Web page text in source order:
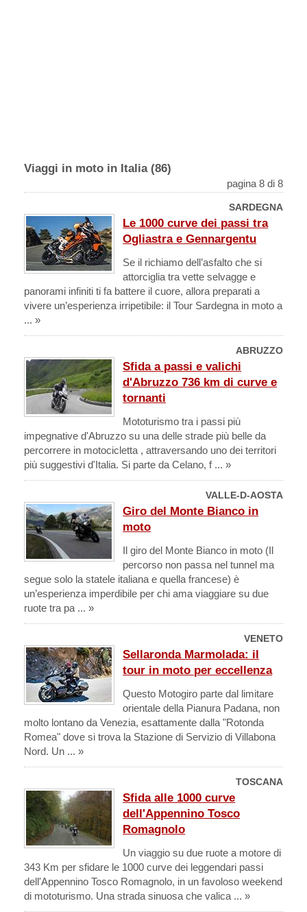
Viaggi in moto in Italia (86)
pagina 8 di 8
SARDEGNA
Le 1000 curve dei passi tra
Ogliastra e Gennargentu
Se il richiamo dell’asfalto che si
attorciglia tra vette selvagge e
panorami infiniti ti fa battere il cuore, allora preparati a
vivere un’esperienza irripetibile: il Tour Sardegna in moto a
... »
ABRUZZO
Sfida a passi e valichi
d'Abruzzo 736 km di curve e
tornanti
Mototurismo tra i passi più
impegnative d'Abruzzo su una delle strade più belle da
percorrere in motocicletta , attraversando uno dei territori
più suggestivi d'Italia. Si parte da Celano, f ... »
VALLE-D-AOSTA
Giro del Monte Bianco in
moto
Il giro del Monte Bianco in moto (Il
percorso non passa nel tunnel ma
segue solo la statele italiana e quella francese) è
un’esperienza imperdibile per chi ama viaggiare su due
ruote tra pa ... »
VENETO
Sellaronda Marmolada: il
tour in moto per eccellenza
Questo Motogiro parte dal limitare
orientale della Pianura Padana, non
molto lontano da Venezia, esattamente dalla "Rotonda
Romea" dove si trova la Stazione di Servizio di Villabona
Nord. Un ... »
TOSCANA
Sfida alle 1000 curve
dell'Appennino Tosco
Romagnolo
Un viaggio su due ruote a motore di
343 Km per sfidare le 1000 curve dei leggendari passi
dell'Appennino Tosco Romagnolo, in un favoloso weekend
di mototurismo. Una strada sinuosa che valica ... »